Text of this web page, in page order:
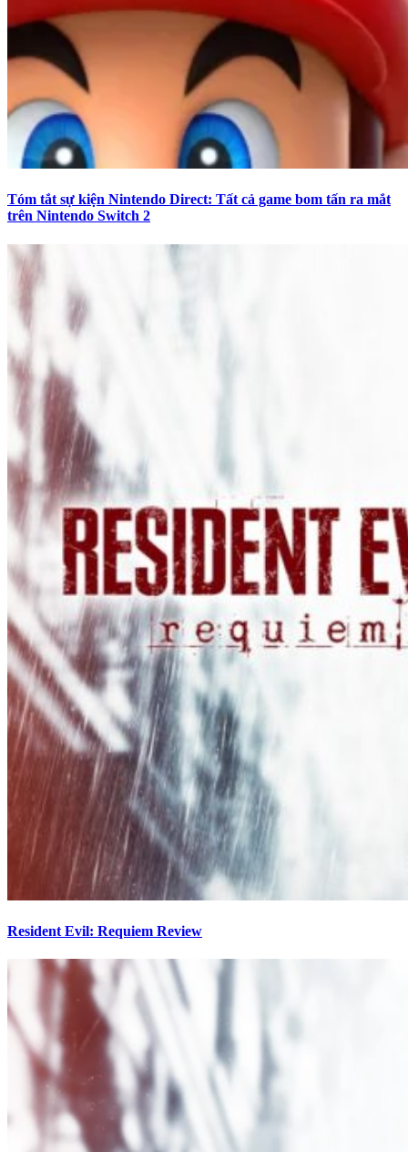
Tóm tắt sự kiện Nintendo Direct: Tất cả game bom tấn ra mắt
trên Nintendo Switch 2
Resident Evil: Requiem Review